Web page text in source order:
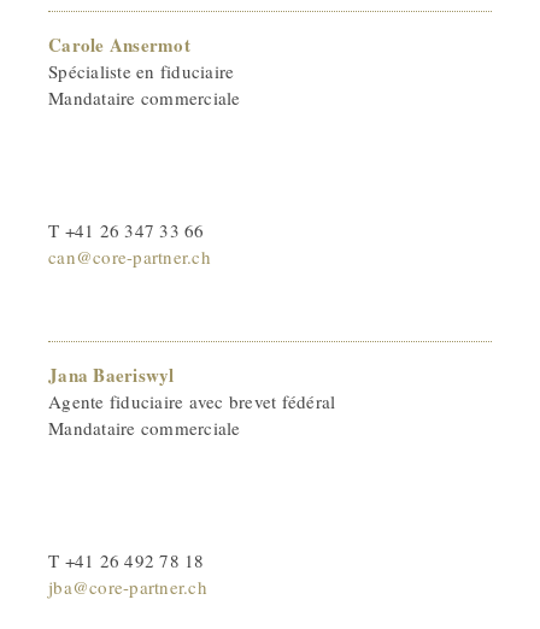
Carole Ansermot
Spécialiste en fiduciaire
Mandataire commerciale
T +41 26 347 33 66
can@core-partner.ch
Jana Baeriswyl
Agente fiduciaire avec brevet fédéral
Mandataire commerciale
T +41 26 492 78 18
jba@core-partner.ch